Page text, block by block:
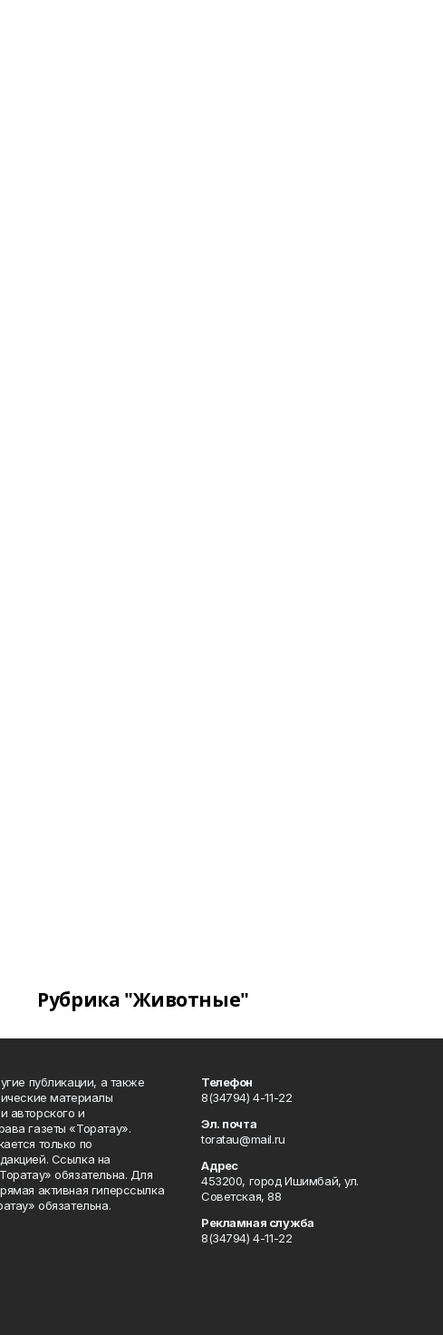
Рубрика "Животные"
публикации, а также
материалы
авторского и
газеты «Торатау».
только по
Ссылка на
обязательна. Для
активная гиперссылка
обязательна.
Телефон
8(34794) 4-11-22
Эл. почта
toratau@mail.ru
Адрес
453200, город Ишимбай, ул.
Советская, 88
Рекламная служба
8(34794) 4-11-22